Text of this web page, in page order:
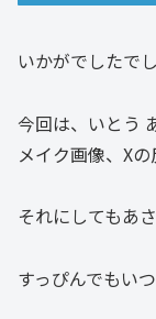
いかがでしたで
今回は、いとう
メイク画像、X
それにしてもあ
すっぴんでもい